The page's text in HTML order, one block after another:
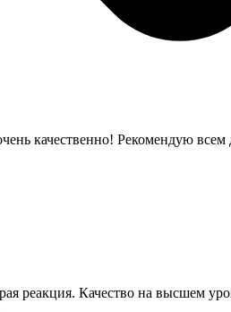
качественно! Рекомендую всем
реакция. Качество на высшем